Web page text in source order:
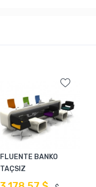
FLUENTE BANKO
TAÇSIZ